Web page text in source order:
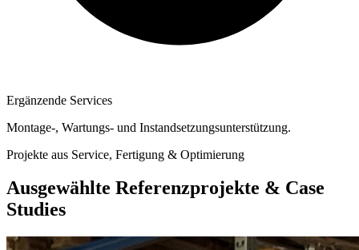
Ergänzende Services
Montage-, Wartungs- und Instandsetzungsunterstützung.
Projekte aus Service, Fertigung & Optimierung
Ausgewählte Referenzprojekte & Case
Studies